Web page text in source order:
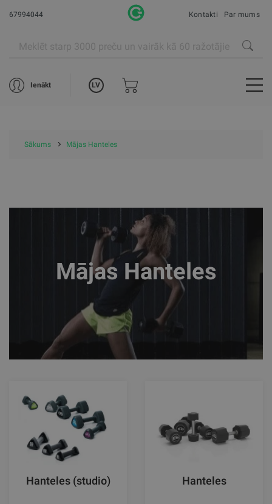
67994044 Kontakti Par mums
Ienākt LV
Sākums Mājas Hanteles
Mājas Hanteles
Hanteles (studio) Hanteles